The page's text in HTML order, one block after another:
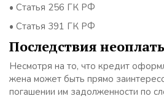
• Статья 256 ГК РФ
• Статья 391 ГК РФ
Последствия
Несмотря на то, что кредит
жена может быть прямо
погашении им задолженности по